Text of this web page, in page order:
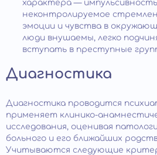
характера —
неконтролируемое
эмоции и чувства в
люди внушаемы, легко
вступать в преступные
Диагностика
Диагностика проводится
применяет клинико-
исследования, оценивая
больного и его ближайших
Учитываются следующие